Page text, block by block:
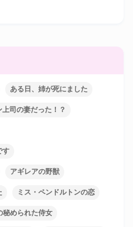
ある日、姉が死にました
司の妻だった！？
す
アギレアの野獣
ミス・ペンドルトンの恋
秘められた侍女